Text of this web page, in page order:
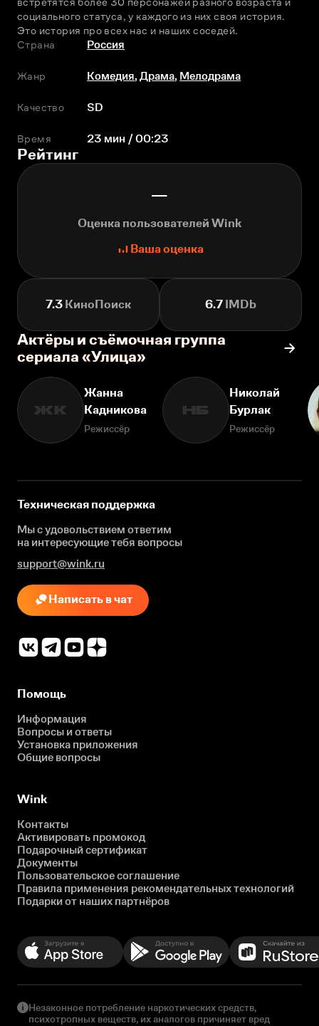
социального статуса, у каждого из них своя история.
Это история про всех нас и наших соседей.
Страна
Россия
Жанр Комедия,Драма, Мелодрама
Качество SD
Время 23 мин / 00:23
Рейтинг
—
Оценка пользователей Wink
Ваша оценка
7.3 КиноПоиск 6.7 IMDb
Актёры и съёмочная группа
сериала «Улица»
ЖК
Жанна
Кадникова
Режиссёр
НБ
Николай
Бурлак
Режиссёр
Техническая поддержка
Мы с удовольствием ответим
на интересующиетебя вопросы
support@wink.ru
Написать в чат
Помощь
Информация
Вопросы и ответы
Установка приложения
Общие вопросы
Wink
Контакты
Активировать промокод
Подарочный сертификат
Документы
Пользовательское соглашение
Правила применения рекомендательных технологий
Подарки от наших партнёров
Незаконное потребление наркотических средств,
психотропных веществ, их аналогов причиняет вред